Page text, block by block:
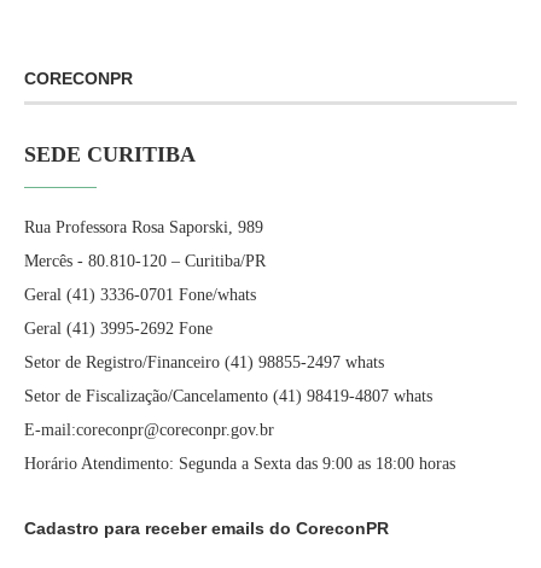
CORECONPR
SEDE CURITIBA
Rua Professora Rosa Saporski, 989
Mercês - 80.810-120 – Curitiba/PR
Geral (41) 3336-0701 Fone/whats
Geral (41) 3995-2692 Fone
Setor de Registro/Financeiro (41) 98855-2497 whats
Setor de Fiscalização/Cancelamento (41) 98419-4807 whats
E-mail:coreconpr@coreconpr.gov.br
Horário Atendimento: Segunda a Sexta das 9:00 as 18:00 horas
Cadastro para receber emails do CoreconPR